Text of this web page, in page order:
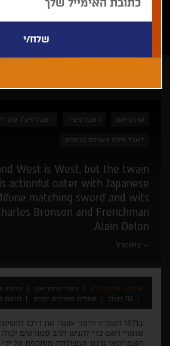
טרנס יאנג דאבל פיצ'ר דאבל פיצ'ר אלן
דאבל פיצ'ר צארלס ברונסון
West is West, but the twain
actionful oater with Japanese
matching sword and wits
Bronson and Frenchman
Alain Delon.
Variety
ארכיון - פסטיבל 41 בימוי: טרנס יאנג
צרפת,
112 דקות
אנגלית, ספרדית, יפנית תרגום
ב1871 השגריר היפני עושה את דרכו
שומרי ראש כדי להגיש חרב סמוראים
האמריקאי גרנט. המשלחת מותקפת על ידי